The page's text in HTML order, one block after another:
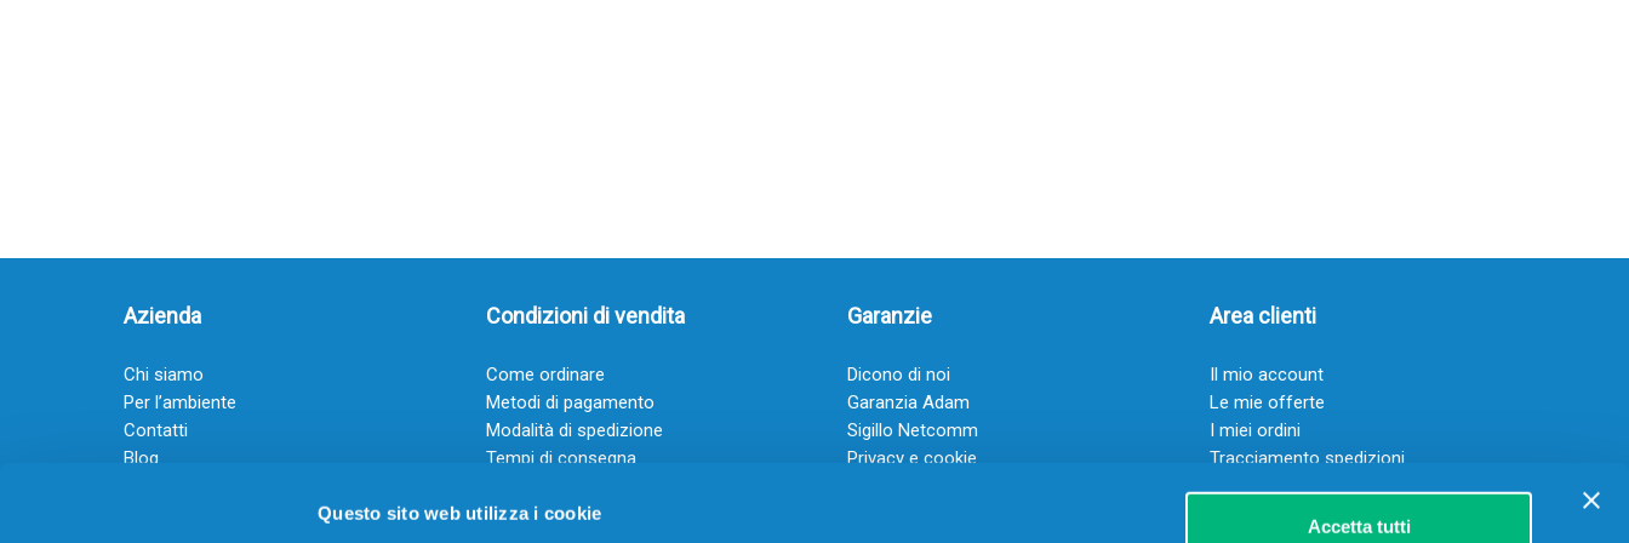
Questo sito web utilizza i cookie
Accetta tutti
Azienda
Chi siamo
Per l’ambiente
Contatti
Blog
Guadagna con il Dropship
Condizioni di vendita
Come ordinare
Metodi di pagamento
Modalità di spedizione
Tempi di consegna
Garanzie
Dicono di noi
Garanzia Adam
Sigillo Netcomm
Privacy e cookie
Area clienti
Il mio account
Le mie offerte
I miei ordini
Tracciamento spedizioni
Resi
Servizio clienti